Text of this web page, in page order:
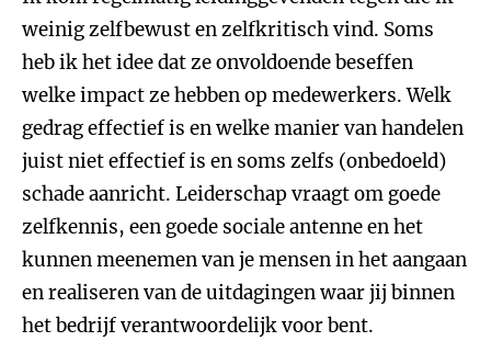
weinig zelfbewust en zelfkritisch vind. Soms
heb ik het idee dat ze onvoldoende beseffen
welke impact ze hebben op medewerkers. Welk
gedrag effectief is en welke manier van handelen
juist niet effectief is en soms zelfs (onbedoeld)
schade aanricht. Leiderschap vraagt om goede
zelfkennis, een goede sociale antenne en het
kunnen meenemen van je mensen in het aangaan
en realiseren van de uitdagingen waar jij binnen
het bedrijf verantwoordelijk voor bent.